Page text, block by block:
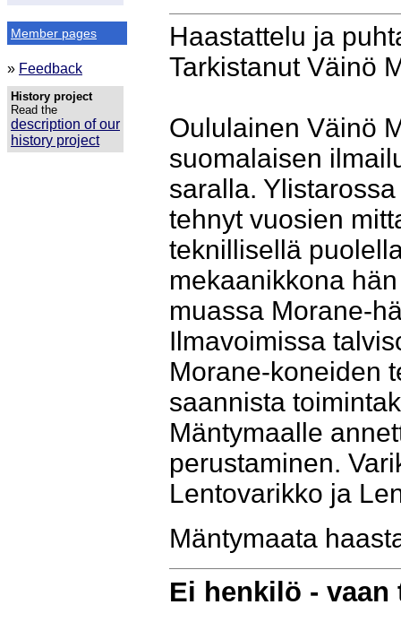
Member pages
» Feedback
History project
Read the
description of our
history project
Haastattelu ja
Tarkistanut Väinö
Oululainen Väinö
suomalaisen
saralla.
tehnyt vuosien
teknillisellä
mekaanikkona
muassa Morane-
Ilmavoimissa
Morane-koneiden
saannista
Mäntymaalle
perustaminen.
Lentovarikko ja
Mäntymaata
Ei henkilö - vaan